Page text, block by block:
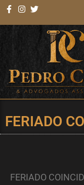
conteúdo
FERIADO
FERIADO